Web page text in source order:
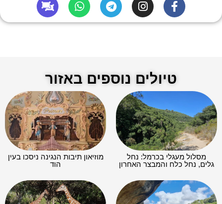
טיולים נוספים באזור
מסלול מעגלי בכרמל: נחל
גלים, נחל כלח והמבצר האחרון
מוזיאון תיבות הנגינה ניסכו בעין
הוד